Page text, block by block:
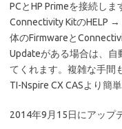
PCとHP Primeを接続しま
Connectivity KitのHELP →
体のFirmwareと
Updateがある場合は、自
てくれます。複雑な手間
TI-Nspire CX CASより簡単
2014年9月15日にアップ